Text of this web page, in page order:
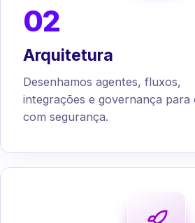
02
Arquitetura
Desenhamos agentes, fluxos,
integrações e governança para
com segurança.